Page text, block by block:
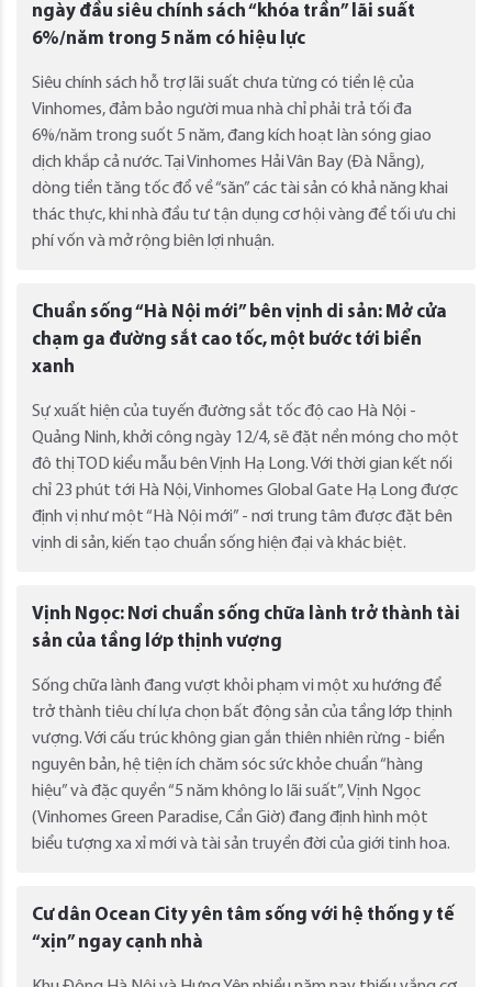
ngày đầu siêu chính sách “khóa trần” lãi suất
6%/năm trong 5 năm có hiệu lực
Siêu chính sách hỗ trợ lãi suất chưa từng có tiền lệ của
Vinhomes, đảm bảo người mua nhà chỉ phải trả tối đa
6%/năm trong suốt 5 năm, đang kích hoạt làn sóng giao
dịch khắp cả nước. Tại Vinhomes Hải Vân Bay (Đà Nẵng),
dòng tiền tăng tốc đổ về “săn” các tài sản có khả năng khai
thác thực, khi nhà đầu tư tận dụng cơ hội vàng để tối ưu chi
phí vốn và mở rộng biên lợi nhuận.
Chuẩn sống “Hà Nội mới” bên vịnh di sản: Mở cửa
chạm ga đường sắt cao tốc, một bước tới biển
xanh
Sự xuất hiện của tuyến đường sắt tốc độ cao Hà Nội -
Quảng Ninh, khởi công ngày 12/4, sẽ đặt nền móng cho một
đô thị TOD kiểu mẫu bên Vịnh Hạ Long. Với thời gian kết nối
chỉ 23 phút tới Hà Nội, Vinhomes Global Gate Hạ Long được
định vị như một “Hà Nội mới” - nơi trung tâm được đặt bên
vịnh di sản, kiến tạo chuẩn sống hiện đại và khác biệt.
Vịnh Ngọc: Nơi chuẩn sống chữa lành trở thành tài
sản của tầng lớp thịnh vượng
Sống chữa lành đang vượt khỏi phạm vi một xu hướng để
trở thành tiêu chí lựa chọn bất động sản của tầng lớp thịnh
vượng. Với cấu trúc không gian gắn thiên nhiên rừng - biển
nguyên bản, hệ tiện ích chăm sóc sức khỏe chuẩn “hàng
hiệu” và đặc quyền “5 năm không lo lãi suất”, Vịnh Ngọc
(Vinhomes Green Paradise, Cần Giờ) đang định hình một
biểu tượng xa xỉ mới và tài sản truyền đời của giới tinh hoa.
Cư dân Ocean City yên tâm sống với hệ thống y tế
“xịn” ngay cạnh nhà